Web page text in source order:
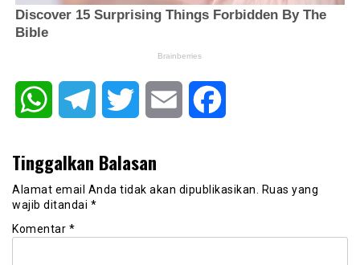
WhatsAppTelegram Twitter Email
Tinggalkan Balasan
Alamat email Anda tidak akan dipublikasikan.
Ruas yang
wajib ditandai *
Komentar *